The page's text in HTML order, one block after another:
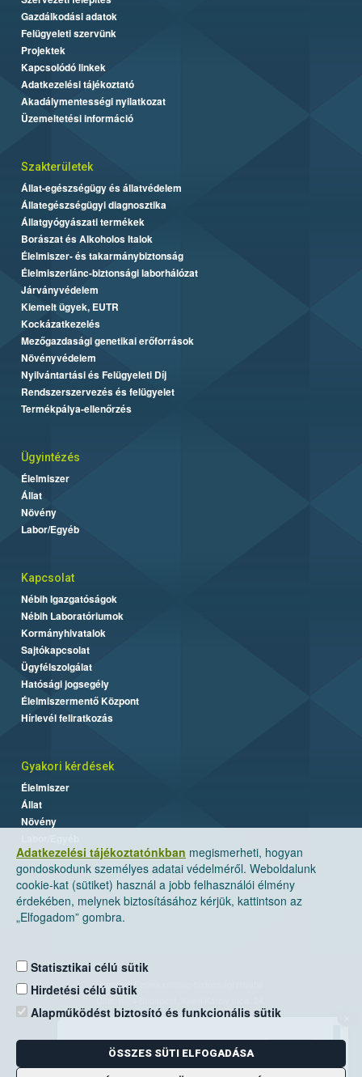
Adatkezelési tájékoztatónkban megismerheti, hogyan
gondoskodunk személyes adatai védelméről. Weboldalunk
cookie-kat (sütiket) használ a jobb felhasználói élmény
érdekében, melynek biztosításához kérjük, kattintson az
„Elfogadom” gombra.
Statisztikai célú sütik
Hirdetési célú sütik
Alapműködést biztosító és funkcionális sütik
ÖSSZES SÜTI ELFOGADÁSA
Gazdálkodási adatok
Felügyeleti szervünk
Projektek
Kapcsolódó linkek
Adatkezelési tájékoztató
Akadálymentességi nyilatkozat
Üzemeltetési információ
Szakterületek
Állat-egészségügy és állatvédelem
Állategészségügyi diagnosztika
Állatgyógyászati termékek
Borászat és Alkoholos Italok
Élelmiszer- és takarmánybiztonság
Élelmiszerlánc-biztonsági laborhálózat
Járványvédelem
Kiemelt ügyek, EUTR
Kockázatkezelés
Mezőgazdasági genetikai erőforrások
Növényvédelem
Nyilvántartási és Felügyeleti Díj
Rendszerszervezés és felügyelet
Termékpálya-ellenőrzés
Ügyintézés
Élelmiszer
Állat
Növény
Labor/Egyéb
Kapcsolat
Nébih Igazgatóságok
Nébih Laboratóriumok
Kormányhivatalok
Sajtókapcsolat
Ügyfélszolgálat
Hatósági jogsegély
Élelmiszermentő Központ
Hírlevél feliratkozás
Gyakori kérdések
Élelmiszer
Állat
Növény
Nemzeti Élelmiszerlánc-biztonsági Hivatal
Levelezési cím: 1525 Budapest. Pf. 30.
E-mail:ugyfelszolgalat@nebih.gov.hu